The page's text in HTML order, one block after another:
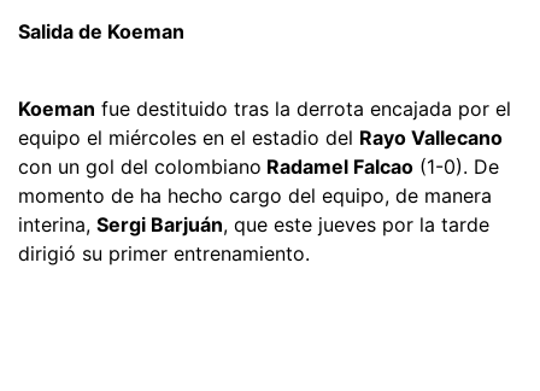
Salida de Koeman
Koeman fue destituido tras la derrota encajada por el
equipo el miércoles en el estadio del Rayo Vallecano
con un gol del colombiano Radamel Falcao (1-0). De
momento de ha hecho cargo del equipo, de manera
interina, Sergi Barjuán, que este jueves por la tarde
dirigió su primer entrenamiento.